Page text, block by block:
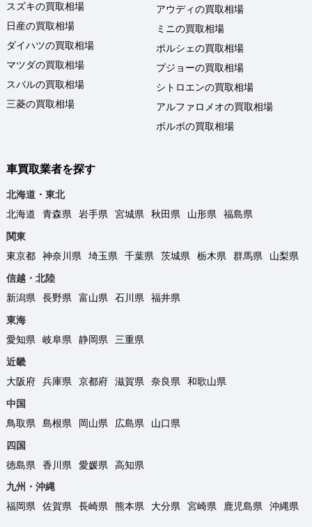
スズキの買取相場
日産の買取相場
ダイハツの買取相場
マツダの買取相場
スバルの買取相場
三菱の買取相場
アウディの買取相場
ミニの買取相場
ポルシェの買取相場
プジョーの買取相場
シトロエンの買取相場
アルファロメオの買取相場
ボルボの買取相場
車買取業者を探す
北海道・東北
北海道
青森県 岩手県 宮城県 秋田県 山形県
福島県
関東
東京都
神奈川県 埼玉県 千葉県 茨城県 栃木県 群馬県
山梨県
信越・北陸
新潟県
長野県 富山県 石川県
福井県
東海
愛知県
岐阜県 静岡県
三重県
近畿
大阪府
兵庫県 京都府 滋賀県 奈良県
和歌山県
中国
鳥取県
島根県 岡山県 広島県
山口県
四国
徳島県
香川県 愛媛県
高知県
九州・沖縄
福岡県
佐賀県 長崎県 熊本県 大分県 宮崎県 鹿児島県 沖縄県